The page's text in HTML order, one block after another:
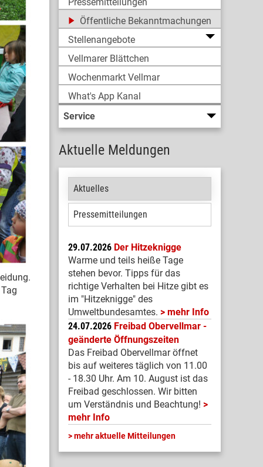
Öffentliche Bekanntmachungen
Stellenangebote
Vellmarer Blättchen
Wochenmarkt Vellmar
What's App Kanal
Service
Aktuelle Meldungen
Aktuelles
Pressemitteilungen
29.07.2026 Der Hitzeknigge
Warme und teils heiße Tage
stehen bevor. Tipps für das
richtige Verhalten bei Hitze gibt es
im "Hitzeknigge" des
Umweltbundesamtes.
mehr Info
24.07.2026 Freibad Obervellmar -
geänderte Öffnungszeiten
Das Freibad Obervellmar öffnet
bis auf weiteres täglich von 11.00
- 18.30 Uhr. Am 10. August ist das
Freibad geschlossen. Wir bitten
um Verständnis und Beachtung!
mehr Info
mehr aktuelle Mitteilungen